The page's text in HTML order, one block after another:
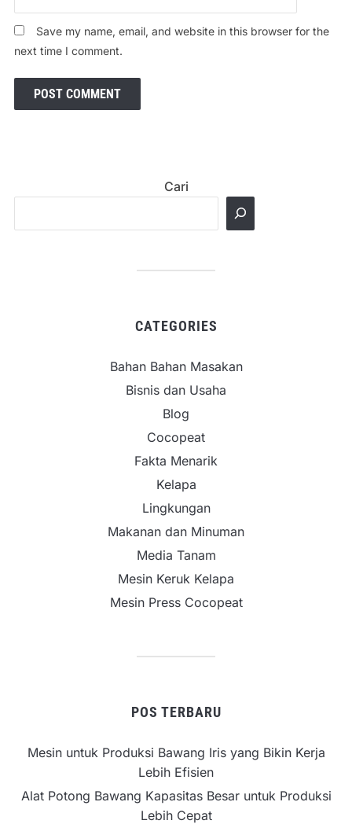
Save my name, email, and website in this browser for the
next time I comment.
Cari
CATEGORIES
Bahan Bahan Masakan
Bisnis dan Usaha
Blog
Cocopeat
Fakta Menarik
Kelapa
Lingkungan
Makanan dan Minuman
Media Tanam
Mesin Keruk Kelapa
Mesin Press Cocopeat
POS TERBARU
Mesin untuk Produksi Bawang Iris yang Bikin Kerja
Lebih Efisien
Alat Potong Bawang Kapasitas Besar untuk Produksi
Lebih Cepat